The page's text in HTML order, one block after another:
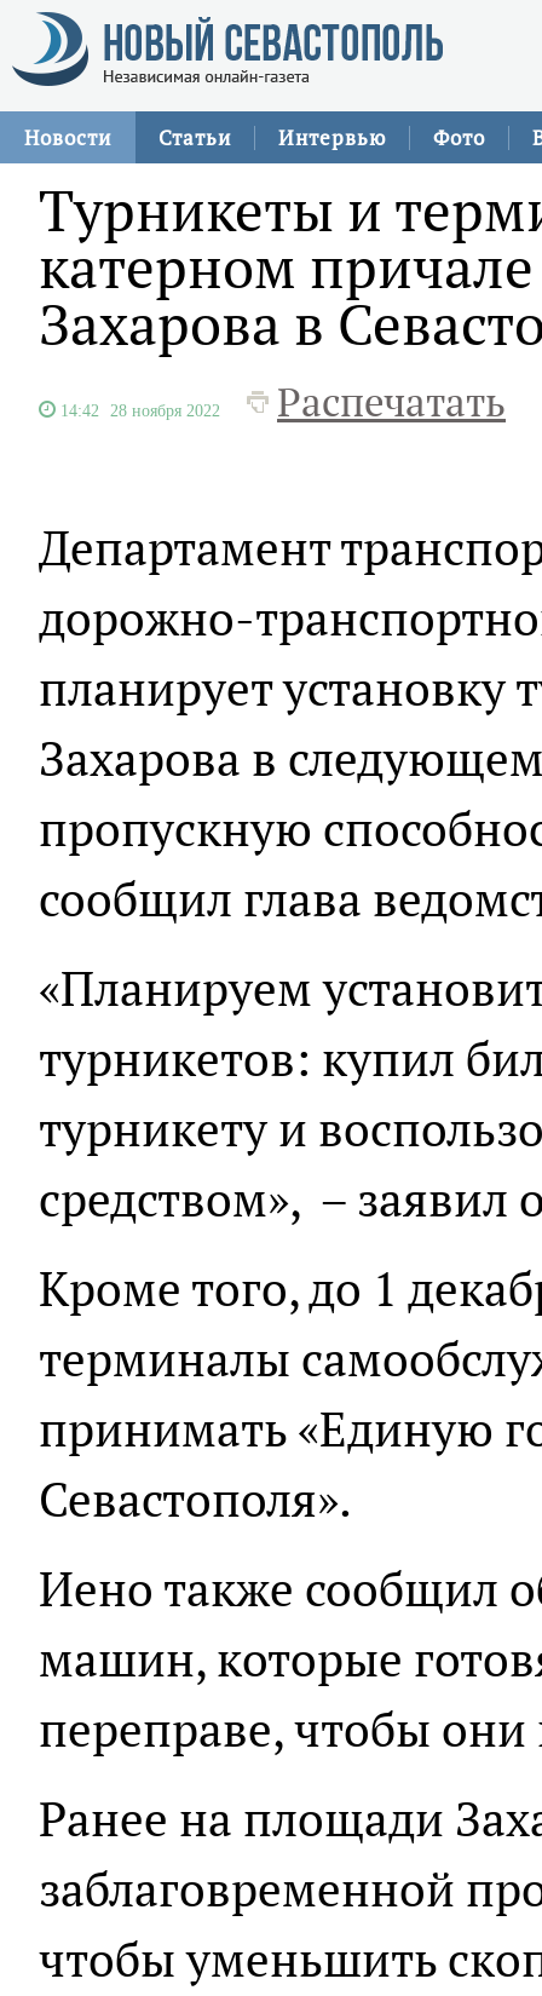
Новости Статьи Интервью Фото
Турникеты и
катерном
Захарова в
14:42 28 ноября 2022 Распечатать
Департамент
дорожно-
планирует установку
Захарова в
пропускную
сообщил глава
«Планируем
турникетов: купил
турникету и
средством», – заявил
Кроме того, до 1
терминалы
принимать «Единую
Севастополя».
Иено также сообщил
машин, которые
переправе, чтобы
Ранее на площади
заблаговременной
чтобы уменьшить